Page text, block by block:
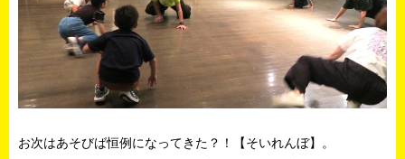
お次はあそびば恒例になってきた？！【そいれんぼ】。